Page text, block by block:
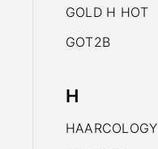
GOLD H HOT
GOT2B
H
HAARCOLOGY